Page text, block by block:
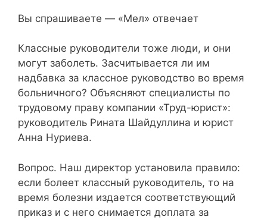
Вы спрашиваете — «Мел» отвечает
Классные руководители тоже люди, и они
могут заболеть. Засчитывается ли им
надбавка за классное руководство во время
больничного? Объясняют специалисты по
трудовому праву компании «Труд-юрист»:
руководитель Рината Шайдуллина и юрист
Анна Нуриева.
Вопрос. Наш директор установила правило:
если болеет классный руководитель, то на
время болезни издается соответствующий
приказ и с него снимается доплата за